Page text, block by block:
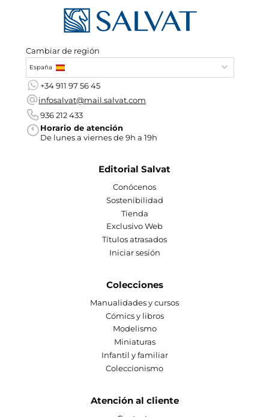
Cambiar de región
España
+34 911 97 56 45
infosalvat@mail.salvat.com
936 212 433
Horario de atención
De lunes a viernes de 9h a 19h
Editorial Salvat
Conócenos
Sostenibilidad
Tienda
Exclusivo Web
Títulos atrasados
Iniciar sesión
Colecciones
Manualidades y cursos
Cómics y libros
Modelismo
Miniaturas
Infantil y familiar
Coleccionismo
Atención al cliente